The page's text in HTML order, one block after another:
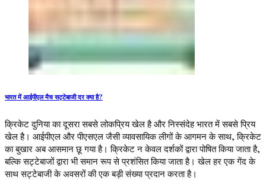
भारत में आईपीएल मैच सट्टेबाजी दर क्या है?
क्रिकेट दुनिया का दूसरा सबसे लोकप्रिय खेल है और निस्संदेह भारत में सबसे प्रिय
खेल है। आईपीएल और पीएसएल जैसी व्यावसायिक लीगों के आगमन के साथ, क्रिकेट
का बुखार अब आसमान छू गया है। क्रिकेट न केवल दर्शकों द्वारा पोषित किया जाता है,
बल्कि सट्टेबाजों द्वारा भी समान रूप से प्रशंसित किया जाता है। खेल हर एक गेंद के
साथ सट्टेबाजी के अवसरों की एक बड़ी संख्या प्रदान करता है।